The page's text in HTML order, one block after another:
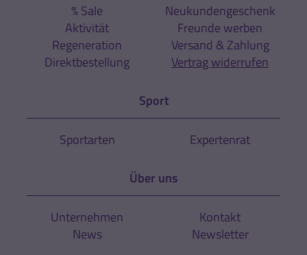
% Sale
Aktivität
Regeneration
Direktbestellung
Neukundengeschenk
Freunde werben
Versand & Zahlung
Vertrag widerrufen
Sport
Sportarten Expertenrat
Über uns
Unternehmen
News
Kontakt
Newsletter